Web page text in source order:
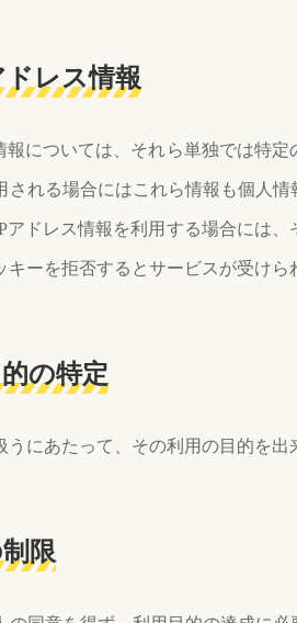
レス情報
報については、それら単独では特
される場合にはこれら情報も個人
アドレス情報を利用する場合には
ーを拒否するとサービスが受けら
の特定
にあたって、その利用の目的を出
限